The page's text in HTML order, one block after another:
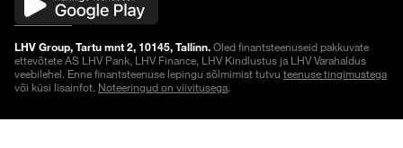
LHV Group, Tartu mnt 2, 10145, Tallinn.Oled finantsteenuseid pakkuvate
ettevõtete AS LHV Pank, LHV Finance, LHV Kindlustus ja LHV Varahaldus
veebilehel. Enne finantsteenuse lepingu sõlmimist tutvu teenuse tingimustega
või küsi lisainfot. Noteeringud on viivitusega.